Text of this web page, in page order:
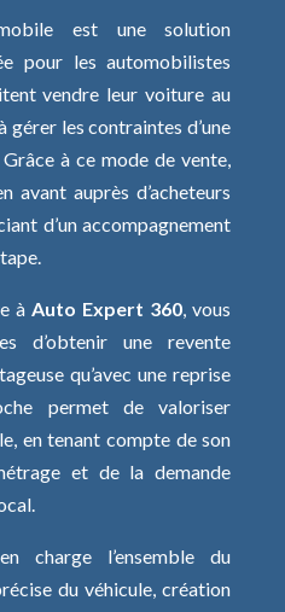
est une solution
pour les automobilistes
vendre leur voiture au
gérer les contraintes d’une
à ce mode de vente,
avant auprès d’acheteurs
d’un accompagnement
à Auto Expert 360 , vous
d’obtenir une revente
qu’avec une reprise
permet de valoriser
en tenant compte de son
et de la demande
charge l’ensemble du
du véhicule, création